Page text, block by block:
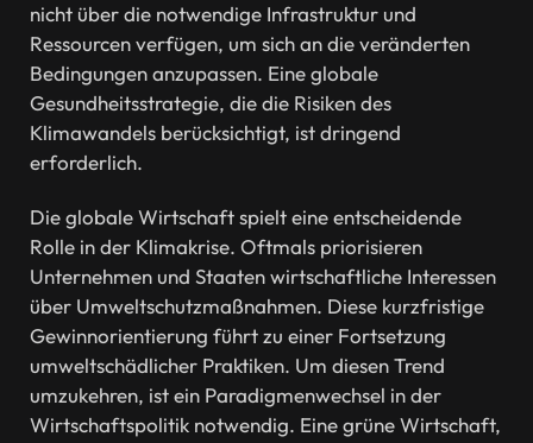
nicht über die notwendige Infrastruktur und
Ressourcen verfügen, um sich an die veränderten
Bedingungen anzupassen. Eine globale
Gesundheitsstrategie, die die Risiken des
Klimawandels berücksichtigt, ist dringend
erforderlich.
Die globale Wirtschaft spielt eine entscheidende
Rolle in der Klimakrise. Oftmals priorisieren
Unternehmen und Staaten wirtschaftliche Interessen
über Umweltschutzmaßnahmen. Diese kurzfristige
Gewinnorientierung führt zu einer Fortsetzung
umweltschädlicher Praktiken. Um diesen Trend
umzukehren, ist ein Paradigmenwechsel in der
Wirtschaftspolitik notwendig. Eine grüne Wirtschaft,